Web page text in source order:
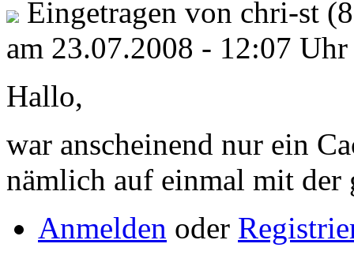
Eingetragen von chri-st
am 23.07.2008 - 12:07 Uhr
Hallo,
war anscheinend nur ein
nämlich auf einmal mit der
Anmelden oder